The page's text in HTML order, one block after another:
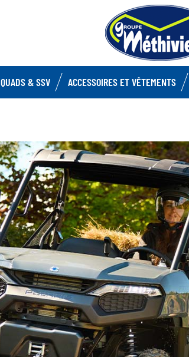
QUADS & SSV ACCESSOIRES ET VÊTEMENTS